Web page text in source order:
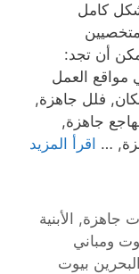
كامل
أن تجد:
مواقع العمل
فلل جاهزة,
جاهزة,
… اقرأ المزيد
جاهزة, الأبنية
ومباني
البحرين بيوت